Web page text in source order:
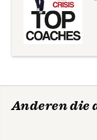
Anderen die